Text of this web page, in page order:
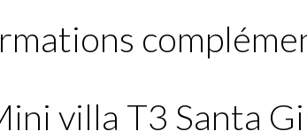
villa T3 Santa